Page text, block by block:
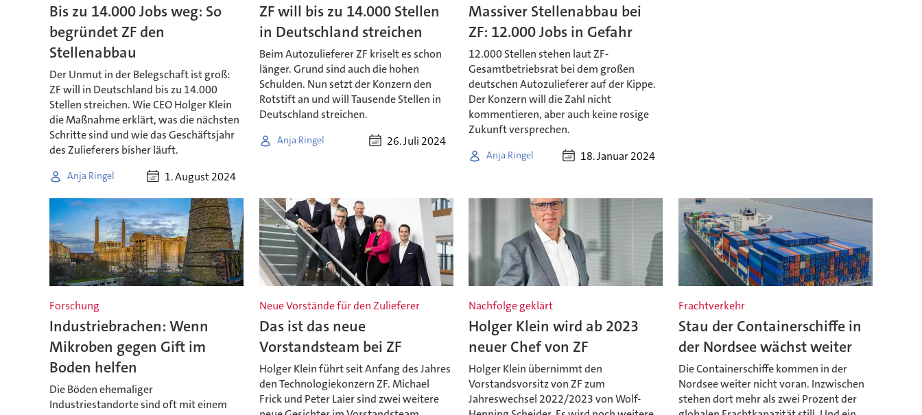
Bis zu 14.000 Jobs weg: So
begründet ZF den
Stellenabbau
Der Unmut in der Belegschaft ist groß:
ZF will in Deutschland bis zu 14.000
Stellen streichen. Wie CEO Holger Klein
die Maßnahme erklärt, was die nächsten
Schritte sind und wie das Geschäftsjahr
des Zulieferers bisher läuft.
Anja Ringel 1. August 2024
ZF will bis zu 14.000 Stellen
in Deutschland streichen
Beim Autozulieferer ZF kriselt es schon
länger. Grund sind auch die hohen
Schulden. Nun setzt der Konzern den
Rotstift an und will Tausende Stellen in
Deutschland streichen.
Anja Ringel 26. Juli 2024
Massiver Stellenabbau bei
ZF: 12.000 Jobs in Gefahr
12.000 Stellen stehen laut ZF-
Gesamtbetriebsrat bei dem großen
deutschen Autozulieferer auf der Kippe.
Der Konzern will die Zahl nicht
kommentieren, aber auch keine rosige
Zukunft versprechen.
Anja Ringel 18. Januar 2024
Forschung
Industriebrachen: Wenn
Mikroben gegen Gift im
Boden helfen
Die Böden ehemaliger
Industriestandorte sind oft mit einem
Neue Vorstände für den Zulieferer
Das ist das neue
Vorstandsteam bei ZF
Holger Klein führt seit Anfang des Jahres
den Technologiekonzern ZF. Michael
Frick und Peter Laier sind zwei weitere
Nachfolge geklärt
Holger Klein wird ab 2023
neuer Chef von ZF
Holger Klein übernimmt den
Vorstandsvorsitz von ZF zum
Jahreswechsel 2022/2023 von Wolf-
Frachtverkehr
Stau der Containerschiffe in
der Nordsee wächst weiter
Die Containerschiffe kommen in der
Nordsee weiter nicht voran. Inzwischen
stehen dort mehr als zwei Prozent der